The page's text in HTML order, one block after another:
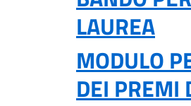
LAUREA
MODULO
DEI PREMI